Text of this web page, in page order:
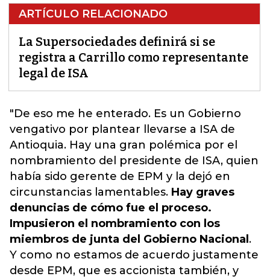
ARTÍCULO RELACIONADO
La Supersociedades definirá si se
registra a Carrillo como representante
legal de ISA
"De eso me he enterado. Es un Gobierno
vengativo por plantear llevarse a ISA de
Antioquia. Hay una gran polémica por el
nombramiento del presidente de ISA, quien
había sido gerente de EPM y la dejó en
circunstancias lamentables. Hay graves
denuncias de cómo fue el proceso.
Impusieron el nombramiento con los
miembros de junta del Gobierno Nacional .
Y como no estamos de acuerdo justamente
desde EPM, que es accionista también, y